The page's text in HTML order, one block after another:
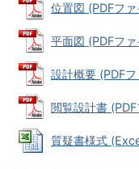
位置図 (PDFフ
平面図 (PDFフ
設計概要 (PDF
閲覧設計書
質疑書様式